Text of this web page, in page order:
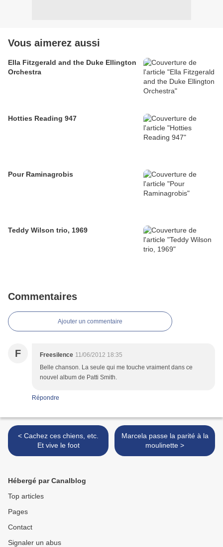
Vous aimerez aussi
Ella Fitzgerald and the Duke Ellington
Orchestra
Hotties Reading 947
Pour Raminagrobis
Teddy Wilson trio, 1969
Commentaires
Ajouter un commentaire
F Freesilence 11/06/2012 18:35
Belle chanson. La seule qui me touche vraiment dans ce
nouvel album de Patti Smith.
Répondre
< Cachez ces chiens, etc.
Et vive le foot
Marcela passe la parité à la
moulinette >
Hébergé par Canalblog
Top articles
Pages
Contact
Signaler un abus